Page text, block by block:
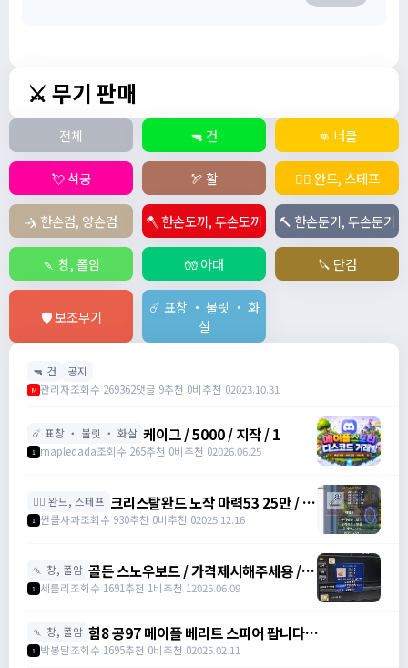
⚔️ 무기 판매
전체 🔫 건 👊 너클
💘 석궁 🏹 활 🧙‍♀️ 완드, 스테프
🤺 한손검, 양손검 🪓 한손도끼, 두손도끼 🔨 한손둔기, 두손둔기
🍡 창, 폴암 🧤 아대 🔪 단검
🛡️ 보조무기
☄️ 표창 ・ 불릿 ・ 화
살
🔫 건 공지
M 관리자조회수 269362댓글 9추천 0비추천 02023.10.31
☄️ 표창 ・ 불릿 ・ 화살 케이그 / 5000 / 지작 / 1
1 mapledada조회수 265추천 0비추천 02026.06.25
🧙‍♀️ 완드, 스테프 크리스탈완드 노작 마력53 25만 / 마
력52 15만 팝니다 / 250000 / 마력
https://open.kakao.com/o/sdHYKEcg
1 썬콜사과조회수 930추천 0비추천 02025.12.16
🍡 창, 폴암 골든 스노우보드 / 가격제시해주세용 / 골
든 스노우보드 3강 STR3 공격력60 /
1 세를리조회수 1691추천 1비추천 12025.06.09
🍡 창, 폴암 힘8 공97 메이플 베리트 스피어 팝니다
https://open.kakao.com/o/gZBfyJ6f /
1 박봉달조회수 1695추천 0비추천 02025.02.11